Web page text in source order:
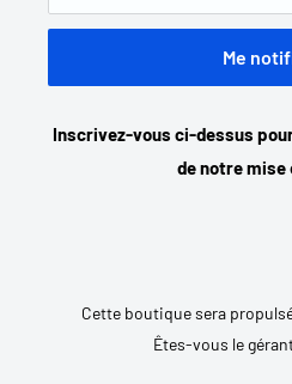
Me
Inscrivez-vous ci-dessus
de notre mise
Cette boutique sera
Êtes-vous le